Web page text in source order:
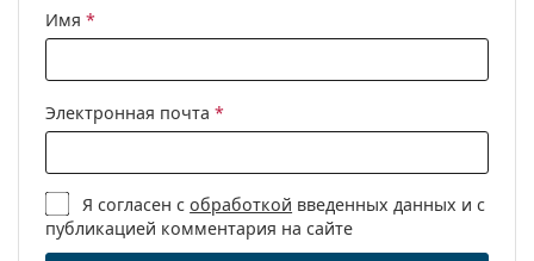
Имя *
Электронная почта *
Я согласен собработкой введенных данных и с
публикацией комментария на сайте